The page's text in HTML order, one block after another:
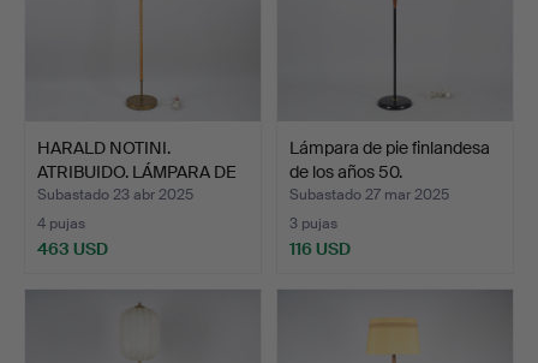
HARALD NOTINI.
ATRIBUIDO. LÁMPARA DE
PIE, …
Subastado 23 abr 2025
4 pujas
463 USD
Lámpara de pie finlandesa
de los años 50.
Subastado 27 mar 2025
3 pujas
116 USD